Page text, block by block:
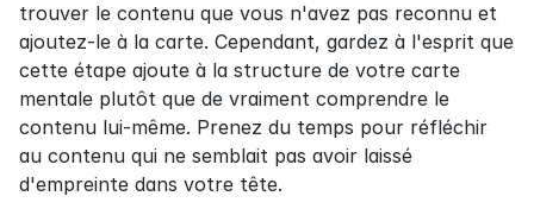
trouver le contenu que vous n'avez pas reconnu et
ajoutez-le à la carte. Cependant, gardez à l'esprit que
cette étape ajoute à la structure de votre carte
mentale plutôt que de vraiment comprendre le
contenu lui-même. Prenez du temps pour réfléchir
au contenu qui ne semblait pas avoir laissé
d'empreinte dans votre tête.